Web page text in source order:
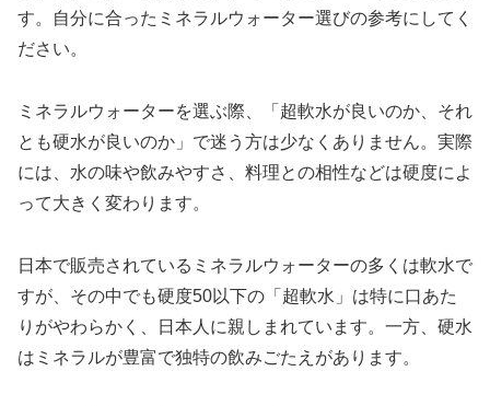
す。自分に合ったミネラルウォーター選びの参考にしてく
ださい。
ミネラルウォーターを選ぶ際、「超軟水が良いのか、それ
とも硬水が良いのか」で迷う方は少なくありません。実際
には、水の味や飲みやすさ、料理との相性などは硬度によ
って大きく変わります。
日本で販売されているミネラルウォーターの多くは軟水で
すが、その中でも硬度50以下の「超軟水」は特に口あた
りがやわらかく、日本人に親しまれています。一方、硬水
はミネラルが豊富で独特の飲みごたえがあります。